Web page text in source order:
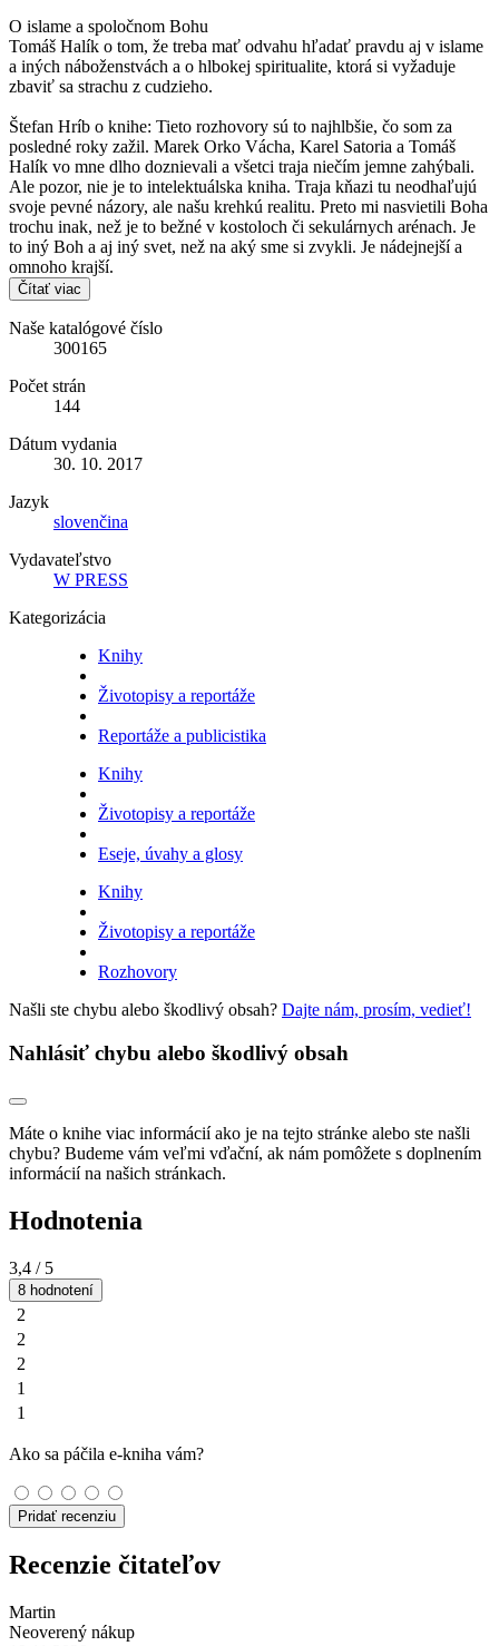
O islame a spoločnom Bohu
Tomáš Halík o tom, že treba mať odvahu hľadať pravdu aj v islame
a iných náboženstvách a o hlbokej spiritualite, ktorá si vyžaduje
zbaviť sa strachu z cudzieho.
Štefan Hríb o knihe: Tieto rozhovory sú to najhlbšie, čo som za
posledné roky zažil. Marek Orko Vácha, Karel Satoria a Tomáš
Halík vo mne dlho doznievali a všetci traja niečím jemne zahýbali.
Ale pozor, nie je to intelektuálska kniha. Traja kňazi tu neodhaľujú
svoje pevné názory, ale našu krehkú realitu. Preto mi nasvietili Boha
trochu inak, než je to bežné v kostoloch či sekulárnych arénach. Je
to iný Boh a aj iný svet, než na aký sme si zvykli. Je nádejnejší a
omnoho krajší.
Čítať viac
Naše katalógové číslo
300165
Počet strán
144
Dátum vydania
30. 10. 2017
Jazyk
slovenčina
Vydavateľstvo
W PRESS
Kategorizácia
Knihy
Životopisy a reportáže
Reportáže a publicistika
Knihy
Životopisy a reportáže
Eseje, úvahy a glosy
Knihy
Životopisy a reportáže
Rozhovory
Našli ste chybu alebo škodlivý obsah? Dajte nám, prosím, vedieť!
Nahlásiť chybu alebo škodlivý obsah
Máte o knihe viac informácií ako je na tejto stránke alebo ste našli
chybu? Budeme vám veľmi vďační, ak nám pomôžete s doplnením
informácií na našich stránkach.
Hodnotenia
3,4 / 5
8 hodnotení
2
2
2
1
1
Ako sa páčila e-kniha vám?
Pridať recenziu
Recenzie čitateľov
Martin
Neoverený nákup